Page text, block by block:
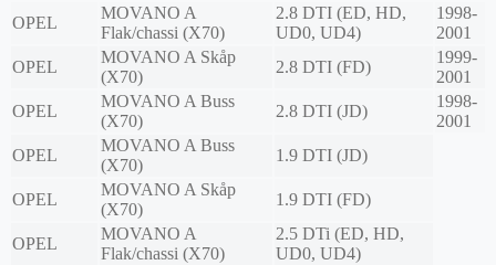
OPEL
MOVANO A
Flak/chassi (X70)
2.8 DTI (ED, HD,
UD0, UD4)
1998-
2001
OPEL
MOVANO A Skåp
(X70)
2.8 DTI (FD)
1999-
2001
OPEL
MOVANO A Buss
(X70)
2.8 DTI (JD)
1998-
2001
OPEL
MOVANO A Buss
(X70)
1.9 DTI (JD)
OPEL
MOVANO A Skåp
(X70)
1.9 DTI (FD)
OPEL
MOVANO A
Flak/chassi (X70)
2.5 DTi (ED, HD,
UD0, UD4)